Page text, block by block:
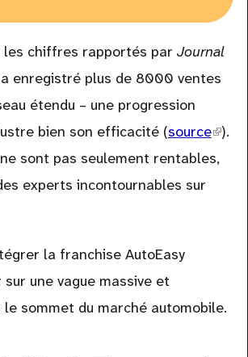
les chiffres rapportés par Journal
a enregistré plus de 8000 ventes
étendu – une progression
bien son efficacité (source(link
is
).
sont pas seulement rentables,
experts incontournables sur
la franchise AutoEasy
une vague massive et
sommet du marché automobile.